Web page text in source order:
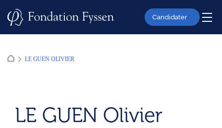
Candidater
LE GUEN OLIVIER
LE GUEN Olivier